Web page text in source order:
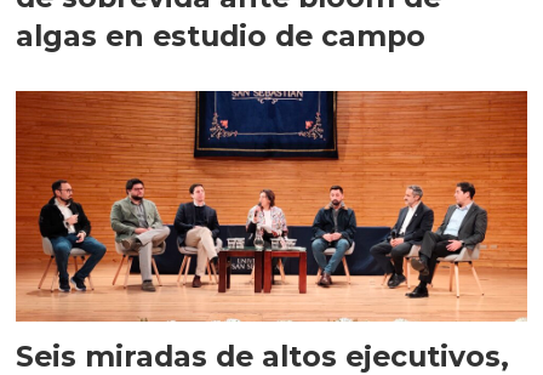
algas en estudio de campo
Seis miradas de altos ejecutivos,